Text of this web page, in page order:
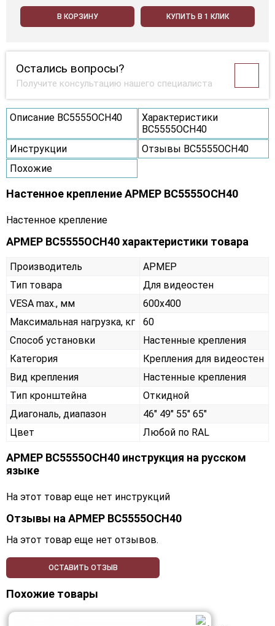
В КОРЗИНУ КУПИТЬ В 1 КЛИК
Остались вопросы?
Получите консультацию нашего специалиста
Описание ВС5555ОСН40
Характеристики
ВС5555ОСН40
Инструкции
Отзывы ВС5555ОСН40
Похожие
Настенное крепление АРМЕР ВС5555ОСН40
Настенное крепление
АРМЕР ВС5555ОСН40 характеристики товара
Производитель
АРМЕР
Тип товара
Для видеостен
VESA max., мм
600х400
Максимальная нагрузка, кг
60
Способ установки
Настенные крепления
Категория
Крепления для видеостен
Вид крепления
Настенные крепления
Тип кронштейна
Откидной
Диагональ, диапазон
46" 49" 55" 65"
Цвет
Любой по RAL
АРМЕР ВС5555ОСН40 инструкция на русском
языке
На этот товар еще нет инструкций
Отзывы наАРМЕР ВС5555ОСН40
На этот товар еще нет отзывов.
ОСТАВИТЬ ОТЗЫВ
Похожие товары